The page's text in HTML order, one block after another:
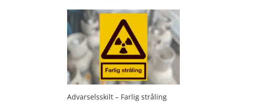
Advarselsskilt – Farlig stråling